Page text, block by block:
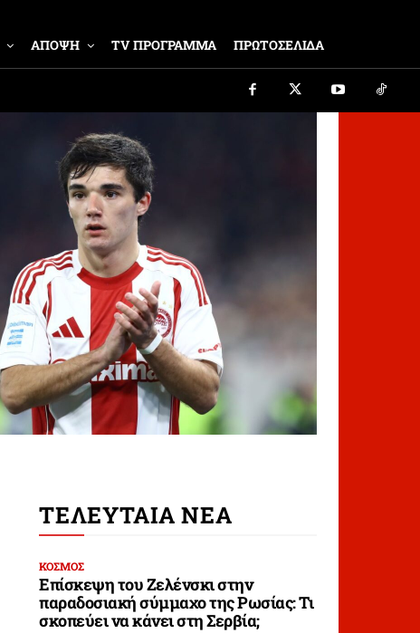
ΑΠΟΨΗ TV ΠΡΟΓΡΑΜΜΑ ΠΡΩΤΟΣΕΛΙΔΑ
ΤΕΛΕΥΤΑΙΑ ΝΕΑ
ΚΟΣΜΟΣ
Επίσκεψη του Ζελένσκι στην
παραδοσιακή σύμμαχο της Ρωσίας: Τι
σκοπεύει να κάνει στη Σερβία;